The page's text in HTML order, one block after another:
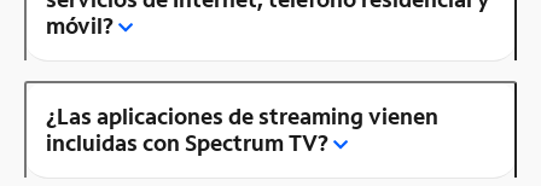
móvil?
¿Las aplicaciones de streaming vienen
incluidas con Spectrum TV?